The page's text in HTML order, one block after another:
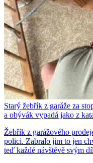
Starý žebřík z garáže za
a obývák vypadá jako z
Žebřík z garážového
polici. Zabralo jim to jen
teď každé návštěvě svým